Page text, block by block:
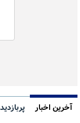
آخرین اخبار